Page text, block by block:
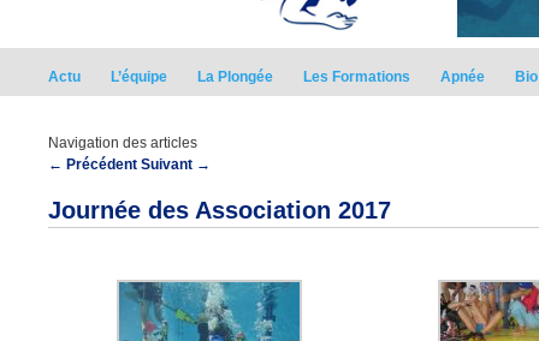
Actu L’équipe La Plongée Les Formations Apnée Bio
Navigation des articles
← Précédent Suivant →
Journée des Association 2017